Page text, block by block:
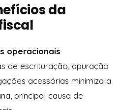
da
operacionais
de escrituração, apuração
acessórias minimiza a
principal causa de